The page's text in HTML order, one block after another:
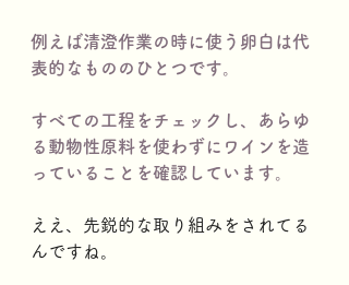
例えば清澄作業の時に使う卵白は代
表的なもののひとつです。
すべての工程をチェックし、あらゆ
る動物性原料を使わずにワインを造
っていることを確認しています。
ええ、先鋭的な取り組みをされてる
んですね。